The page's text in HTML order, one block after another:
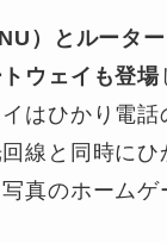
）とルータ
ウェイも登場
はひかり電話
線と同時にひ
真のホーム